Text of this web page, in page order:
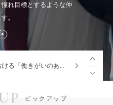
れ目標とするような仲
。
いたしました。
ピックアップ